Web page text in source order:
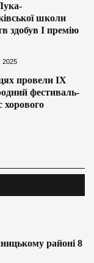
школи
здобув І премію
провели ІХ
фестиваль-
хорового
районі 8